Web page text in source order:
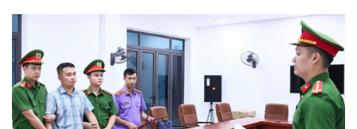
Phòng mạch online
Ăn sạch sống khỏe